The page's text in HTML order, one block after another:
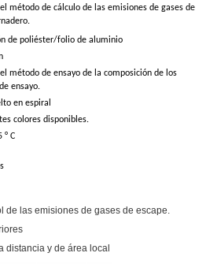
método de cálculo de las emisiones de gases de
de poliéster/folio de aluminio
método de ensayo de la composición de los
ensayo.
en espiral
colores disponibles.
° C
de las emisiones de gases de escape.
distancia y de área local